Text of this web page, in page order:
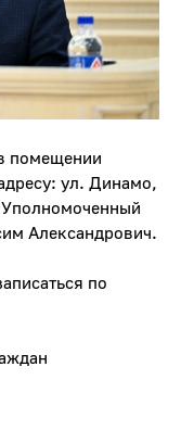
помещении
ул. Динамо,
Александрович.
по